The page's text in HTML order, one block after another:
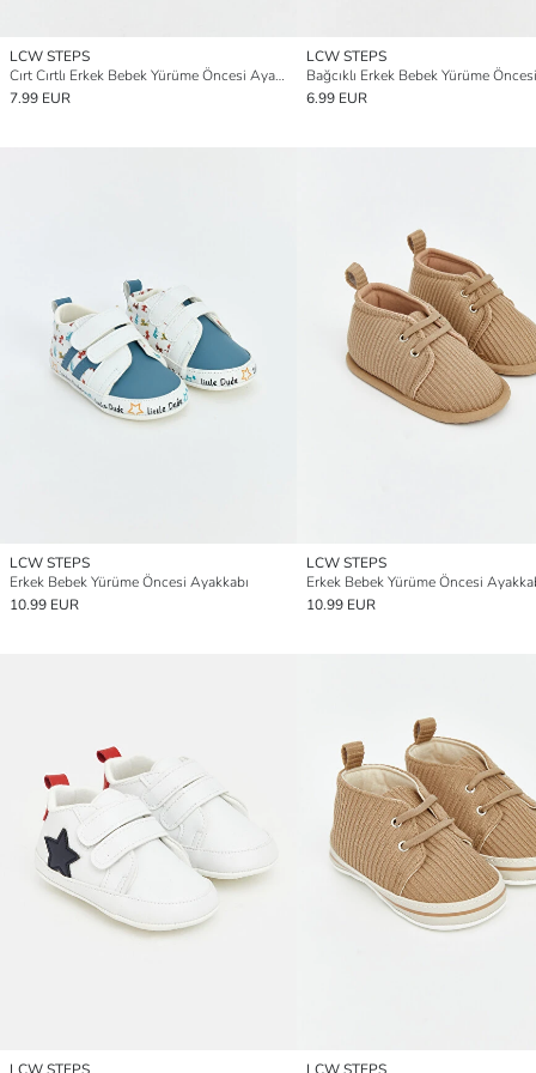
LCW STEPS
Cırt Cırtlı Erkek Bebek Yürüme Öncesi Ayakkabı
7.99 EUR
LCW STEPS
6.99 EUR
LCW STEPS
Erkek Bebek Yürüme Öncesi Ayakkabı
10.99 EUR
LCW STEPS
Erkek Bebek Yürüme Öncesi
10.99 EUR
LCW STEPS LCW STEPS